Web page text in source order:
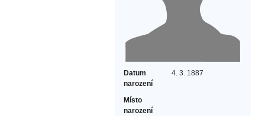
Datum
narození
4. 3. 1887
Místo
narození